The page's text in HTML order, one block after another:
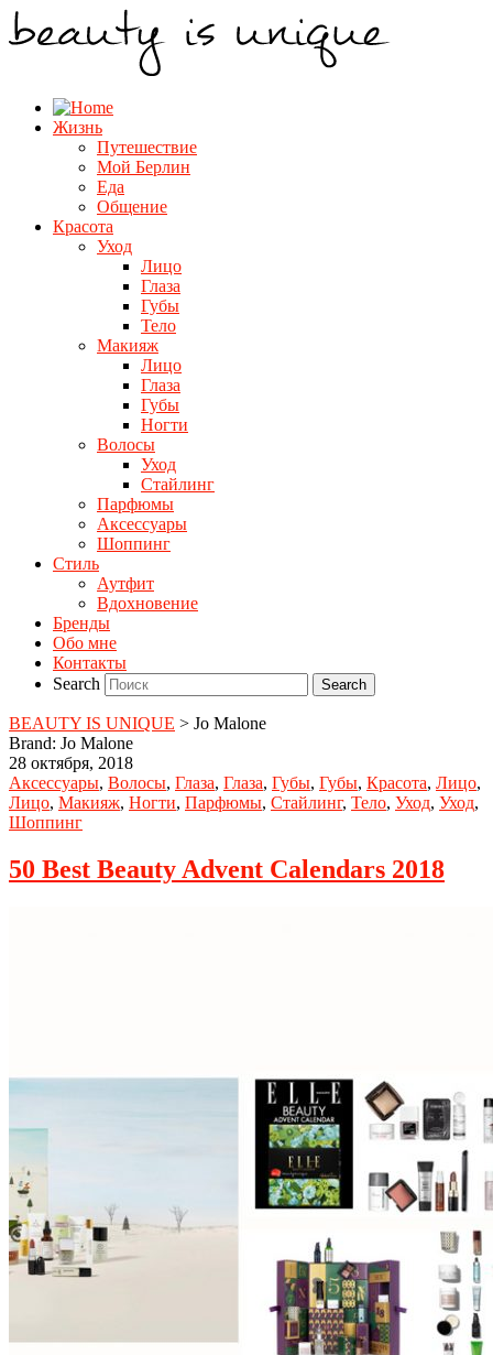
Жизнь
Путешествие
Мой Берлин
Еда
Общение
Красота
Уход
Лицо
Глаза
Губы
Тело
Макияж
Лицо
Глаза
Губы
Ногти
Волосы
Уход
Стайлинг
Парфюмы
Аксессуары
Шоппинг
Стиль
Аутфит
Вдохновение
Бренды
Обо мне
Контакты
Search
BEAUTY IS UNIQUE > Jo Malone
Brand: Jo Malone
28 октября, 2018
Аксессуары, Волосы, Глаза, Глаза, Губы, Губы, Красота, Лицо,
Лицо, Макияж, Ногти, Парфюмы, Стайлинг, Тело, Уход, Уход,
Шоппинг
50 Best Beauty Advent Calendars 2018